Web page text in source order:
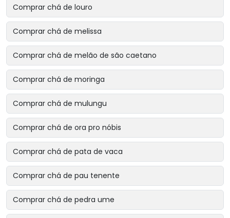
Comprar chá de louro
Comprar chá de melissa
Comprar chá de melão de são caetano
Comprar chá de moringa
Comprar chá de mulungu
Comprar chá de ora pro nóbis
Comprar chá de pata de vaca
Comprar chá de pau tenente
Comprar chá de pedra ume